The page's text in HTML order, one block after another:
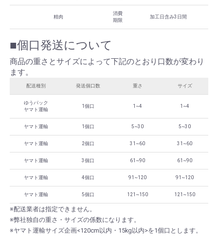
精肉
消費
期限
加工日含み3日間
■個口発送について
商品の重さとサイズによって下記のとおり口数が変わり
ます。
配送種別 発送個口数 重さ サイズ
ゆうパック
ヤマト運輸
1個口 1~4 1~4
ヤマト運輸 1個口 5~30 5~30
ヤマト運輸 2個口 31~60 31~60
ヤマト運輸 3個口 61~90 61~90
ヤマト運輸 4個口 91~120 91~120
ヤマト運輸 5個口 121~150 121~150
※配送業者は指定できません。
※弊社独自の重さ・サイズの係数になります。
※ヤマト運輸サイズ企画<120cm以内・15kg以内>を1個口とします。